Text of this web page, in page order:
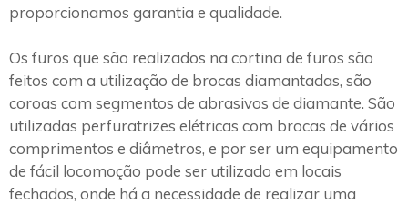
proporcionamos garantia e qualidade.
Os furos que são realizados na cortina de furos são
feitos com a utilização de brocas diamantadas, são
coroas com segmentos de abrasivos de diamante. São
utilizadas perfuratrizes elétricas com brocas de vários
comprimentos e diâmetros, e por ser um equipamento
de fácil locomoção pode ser utilizado em locais
fechados, onde há a necessidade de realizar uma